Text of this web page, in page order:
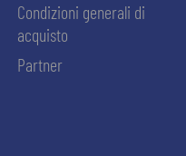
Condizioni generali di
acquisto
Partner